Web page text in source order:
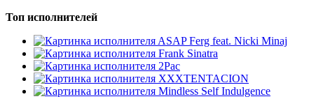
Топ исполнителей
ASAP Ferg feat. Nicki Minaj
Frank Sinatra
2Pac
XXXTENTACION
Mindless Self Indulgence